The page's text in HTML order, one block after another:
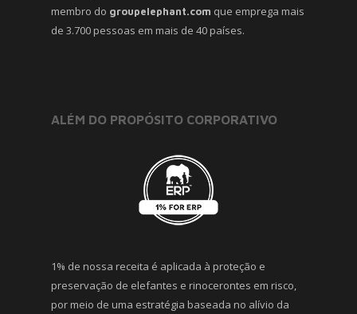
membro do groupelephant.com que emprega mais
de 3.700 pessoas em mais de 40 países.
ALÉM DO PROPÓSITO CORPORATIVO
1% de nossa receita é aplicada à proteção e
preservação de elefantes e rinocerontes em risco,
por meio de uma estratégia baseada no alívio da